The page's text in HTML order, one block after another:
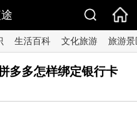
生活百科 文化旅游 旅游景
多多怎样绑定银行卡